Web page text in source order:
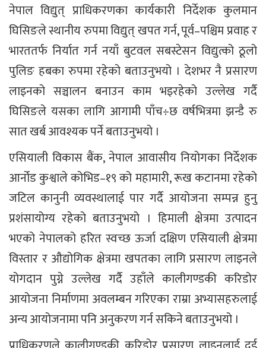
नेपाल विद्युत् प्राधिकरणका कार्यकारी निर्देशक कुलमान
घिसिङले स्थानीय रुपमा विद्युत् खपत गर्न, पूर्व–पश्चिम प्रवाह र
भारततर्फ निर्यात गर्न नयाँ बुटवल सबस्टेसन विद्युत्को ठूलो
पुलिङ हबका रुपमा रहेको बताउनुभयो । देशभर नै प्रसारण
लाइनको सञ्चालन बनाउन काम भइरहेको उल्लेख गर्दै
घिसिङले यसका लागि आगामी पाँच÷छ वर्षभित्रमा झन्डै रु
सात खर्ब आवश्यक पर्ने बताउनुभयो ।
एसियाली विकास बैंक, नेपाल आवासीय नियोगका निर्देशक
आर्नोड कुश्वाले कोभिड–१९ को महामारी, रूख कटानमा रहेको
जटिल कानुनी व्यवस्थालाई पार गर्दै आयोजना सम्पन्न हुनु
प्रशंसायोग्य रहेको बताउनुभयो । हिमाली क्षेत्रमा उत्पादन
भएको नेपालको हरित स्वच्छ ऊर्जा दक्षिण एसियाली क्षेत्रमा
विस्तार र औद्योगिक क्षेत्रमा खपतका लागि प्रसारण लाइनले
योगदान पुग्ने उल्लेख गर्दै उहाँले कालीगण्डकी करिडोर
आयोजना निर्माणमा अवलम्बन गरिएका राम्रा अभ्यासहरुलाई
अन्य आयोजनामा पनि अनुकरण गर्न सकिने बताउनुभयो ।